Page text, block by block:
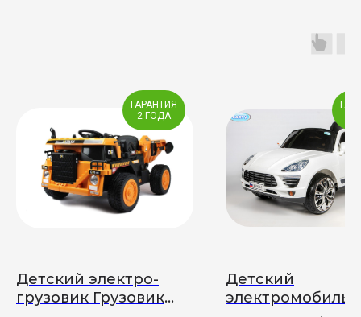
ГАРАНТИЯ
2 ГОДА
Детский электро-
грузовик Грузовик
Детский
электромобиль